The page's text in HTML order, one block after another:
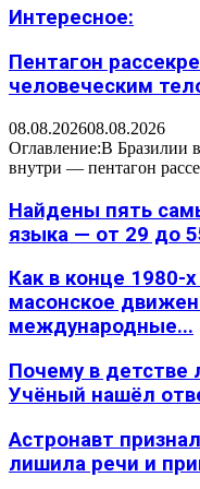
Интересное:
Пентагон
человеческим
08.08.202608.08.2026
Оглавление:В Бразилии
внутри — пентагон
Найдены пять
языка — от 29 до
Как в конце 1980-
масонское
международные...
Почему в детстве
Учёный нашёл
Астронавт
лишила речи и